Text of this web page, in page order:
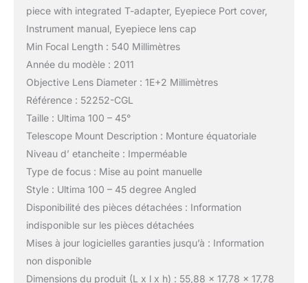
piece with integrated T-adapter, Eyepiece Port cover,
Instrument manual, Eyepiece lens cap
Min Focal Length : 540 Millimètres
Année du modèle : 2011
Objective Lens Diameter : 1E+2 Millimètres
Référence : 52252-CGL
Taille : Ultima 100 – 45°
Telescope Mount Description : Monture équatoriale
Niveau d’ etancheite : Imperméable
Type de focus : Mise au point manuelle
Style : Ultima 100 – 45 degree Angled
Disponibilité des pièces détachées : Information
indisponible sur les pièces détachées
Mises à jour logicielles garanties jusqu’à : Information
non disponible
Dimensions du produit (L x l x h) : 55,88 x 17,78 x 17,78